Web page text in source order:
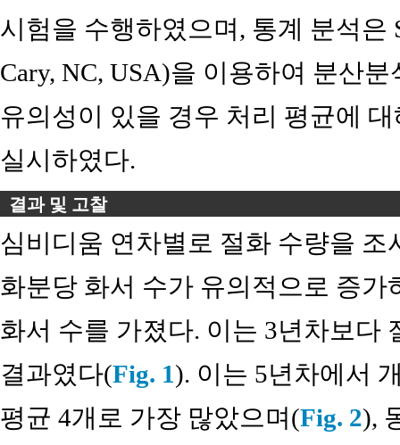
시험을 수행하였으며, 통계 분석은
Cary, NC, USA)을 이용하여 분산
유의성이 있을 경우 처리 평균에
실시하였다.
결과 및 고찰
심비디움 연차별로 절화 수량을
화분당 화서 수가 유의적으로 증
화서 수를 가졌다. 이는 3년차보다
결과였다(Fig. 1). 이는 5년차에서
평균 4개로 가장 많았으며(Fig. 2),